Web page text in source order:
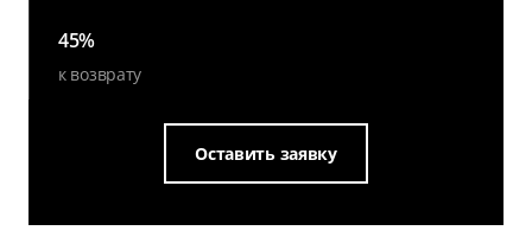
Оставить заявку
45%
к возврату